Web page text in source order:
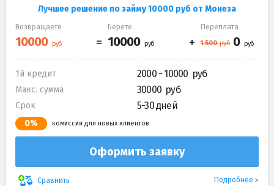
Лучшее решение по займу 10000 руб от Монеза
Возвращаете Берете Переплата
1й кредит 2000 - 10000
Макс. сумма 30000
Срок 5-30 дней
0% комиссия для новых клиентов
Оформить заявку
Сравнить Подробнее